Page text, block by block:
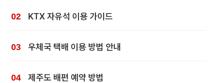
KTX 자유석 이용 가이드
우체국 택배 이용 방법 안내
제주도 배편 예약 방법